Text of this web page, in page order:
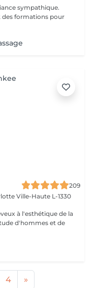
sympathique.
formations pour
209
Ville-Haute L-1330
à l'esthétique de la
d'hommes et de
4 »